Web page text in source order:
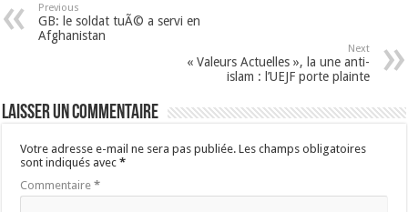
Previous
GB: le soldat tuÃ© a servi en
Afghanistan
Next
« Valeurs Actuelles », la une anti-
islam : l’UEJF porte plainte
Laisser un commentaire
Votre adresse e-mail ne sera pas publiée. Les champs obligatoires
sont indiqués avec*
Commentaire*